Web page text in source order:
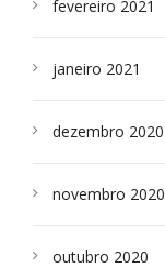
fevereiro 2021
janeiro 2021
dezembro 2020
novembro 2020
outubro 2020